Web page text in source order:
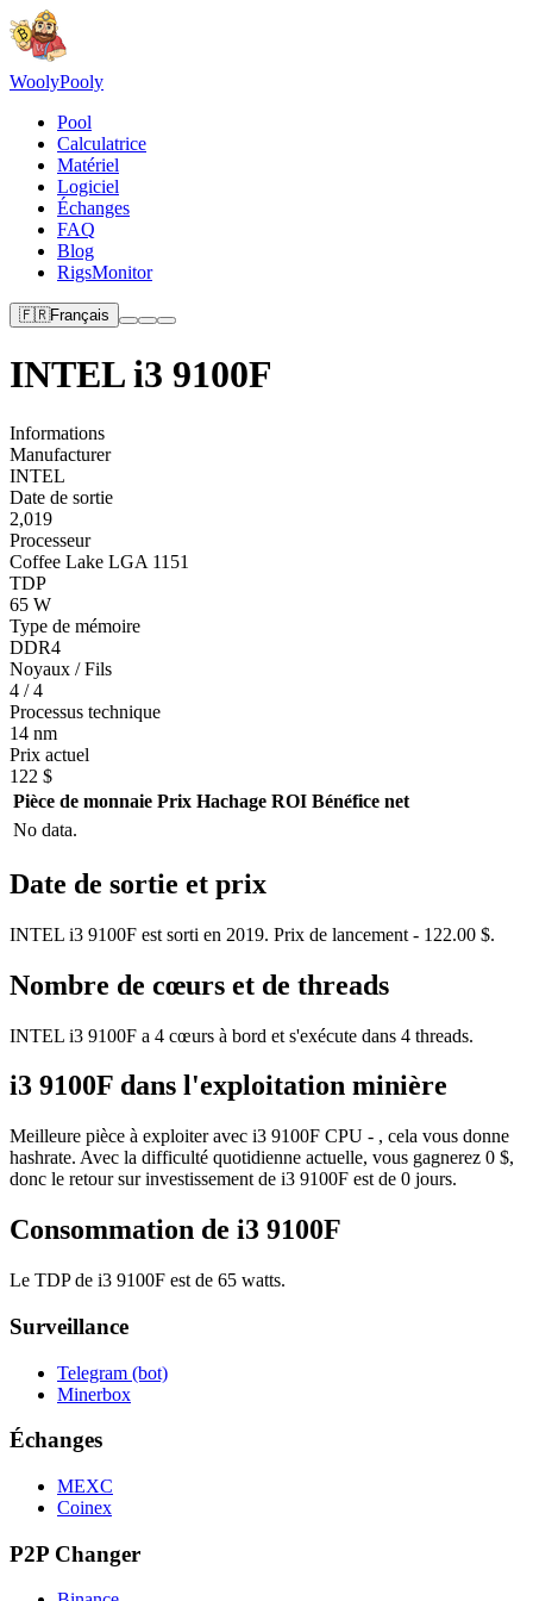
WoolyPooly
Pool
Calculatrice
Matériel
Logiciel
Échanges
FAQ
Blog
RigsMonitor
🇫🇷Français
INTEL i3 9100F
Informations
Manufacturer
INTEL
Date de sortie
2,019
Processeur
Coffee Lake LGA 1151
TDP
65 W
Type de mémoire
DDR4
Noyaux / Fils
4 / 4
Processus technique
14 nm
Prix actuel
122 $
Pièce de monnaie Prix Hachage ROI Bénéfice net
No data.
Date de sortie et prix
INTEL i3 9100F est sorti en 2019. Prix de lancement - 122.00 $.
Nombre de cœurs et de threads
INTEL i3 9100F a 4 cœurs à bord et s'exécute dans 4 threads.
i3 9100F dans l'exploitation minière
Meilleure pièce à exploiter avec i3 9100F CPU - , cela vous donne
hashrate. Avec la difficulté quotidienne actuelle, vous gagnerez 0 $,
donc le retour sur investissement de i3 9100F est de 0 jours.
Consommation de i3 9100F
Le TDP de i3 9100F est de 65 watts.
Surveillance
Telegram (bot)
Minerbox
Échanges
MEXC
Coinex
P2P Changer